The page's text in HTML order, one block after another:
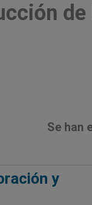
Se han
y